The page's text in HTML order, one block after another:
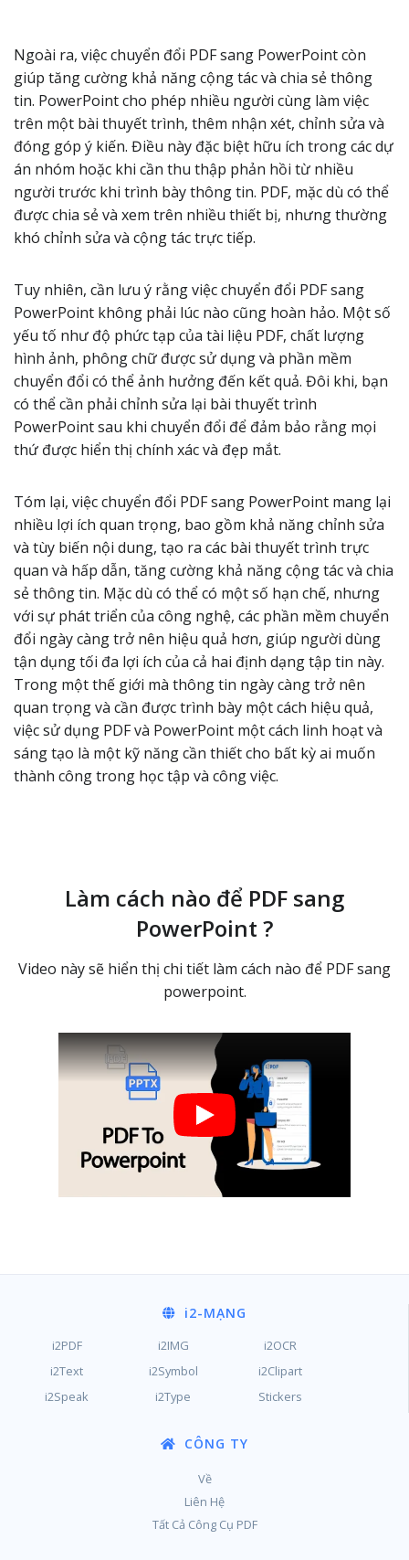
Ngoài ra, việc chuyển đổi PDF sang PowerPoint còn
giúp tăng cường khả năng cộng tác và chia sẻ thông
tin. PowerPoint cho phép nhiều người cùng làm việc
trên một bài thuyết trình, thêm nhận xét, chỉnh sửa và
đóng góp ý kiến. Điều này đặc biệt hữu ích trong các dự
án nhóm hoặc khi cần thu thập phản hồi từ nhiều
người trước khi trình bày thông tin. PDF, mặc dù có thể
được chia sẻ và xem trên nhiều thiết bị, nhưng thường
khó chỉnh sửa và cộng tác trực tiếp.
Tuy nhiên, cần lưu ý rằng việc chuyển đổi PDF sang
PowerPoint không phải lúc nào cũng hoàn hảo. Một số
yếu tố như độ phức tạp của tài liệu PDF, chất lượng
hình ảnh, phông chữ được sử dụng và phần mềm
chuyển đổi có thể ảnh hưởng đến kết quả. Đôi khi, bạn
có thể cần phải chỉnh sửa lại bài thuyết trình
PowerPoint sau khi chuyển đổi để đảm bảo rằng mọi
thứ được hiển thị chính xác và đẹp mắt.
Tóm lại, việc chuyển đổi PDF sang PowerPoint mang lại
nhiều lợi ích quan trọng, bao gồm khả năng chỉnh sửa
và tùy biến nội dung, tạo ra các bài thuyết trình trực
quan và hấp dẫn, tăng cường khả năng cộng tác và chia
sẻ thông tin. Mặc dù có thể có một số hạn chế, nhưng
với sự phát triển của công nghệ, các phần mềm chuyển
đổi ngày càng trở nên hiệu quả hơn, giúp người dùng
tận dụng tối đa lợi ích của cả hai định dạng tập tin này.
Trong một thế giới mà thông tin ngày càng trở nên
quan trọng và cần được trình bày một cách hiệu quả,
việc sử dụng PDF và PowerPoint một cách linh hoạt và
sáng tạo là một kỹ năng cần thiết cho bất kỳ ai muốn
thành công trong học tập và công việc.
Làm cách nào để PDF sang
PowerPoint ?
Video này sẽ hiển thị chi tiết làm cách nào để PDF sang
powerpoint.
i2-MẠNG
i2PDF i2IMG
i2OCR
i2Text
i2Symbol
i2Clipart
i2Speak
i2Type Stickers
CÔNG TY
Về
Liên Hệ
Tất Cả Công Cụ PDF